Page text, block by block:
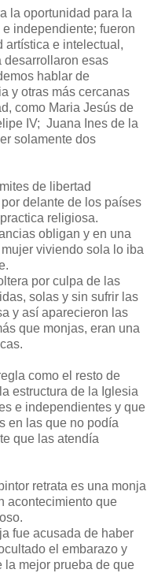
la oportunidad para la
independiente; fueron
e intelectual,
desarrollaron esas
hablar de
y otras más cercanas
como Maria Jesús de
IV; Juana Ines de la
solamente dos
de libertad
delante de los países
religiosa.
obligan y en una
viviendo sola lo iba
por culpa de las
solas y sin sufrir las
y así aparecieron las
que monjas, eran una
como el resto de
estructura de la Iglesia
e independientes y que
en las que no podía
que las atendía
retrata es una monja
acontecimiento que
fue acusada de haber
el embarazo y
la mejor prueba de que